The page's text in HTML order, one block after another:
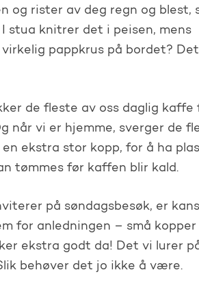
og rister av deg regn og blest,
stua knitrer det i peisen, mens
pappkrus på bordet?
de fleste av oss daglig kaffe
når vi er hjemme, sverger de
ekstra stor kopp, for å ha
tømmes før kaffen blir kald.
på søndagsbesøk, er
for anledningen – små kopper
ekstra godt da! Det vi lurer
behøver det jo ikke å være.